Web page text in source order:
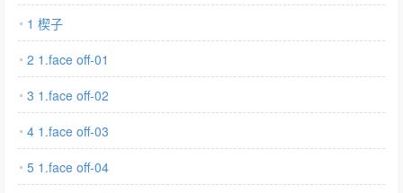
1 楔子
2 1.face off-01
3 1.face off-02
4 1.face off-03
5 1.face off-04